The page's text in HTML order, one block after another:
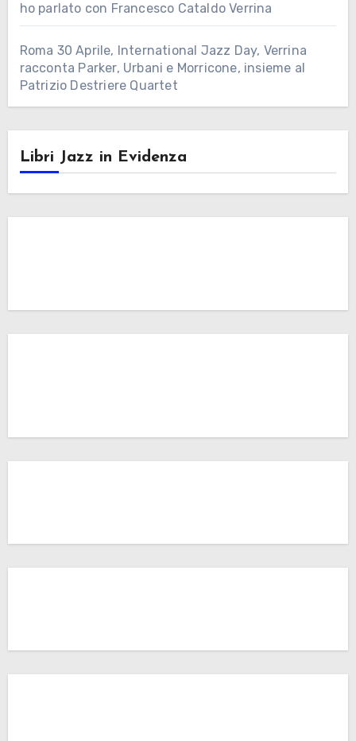
ho parlato con Francesco Cataldo Verrina
Roma 30 Aprile, International Jazz Day, Verrina
racconta Parker, Urbani e Morricone, insieme al
Patrizio Destriere Quartet
Libri Jazz in Evidenza